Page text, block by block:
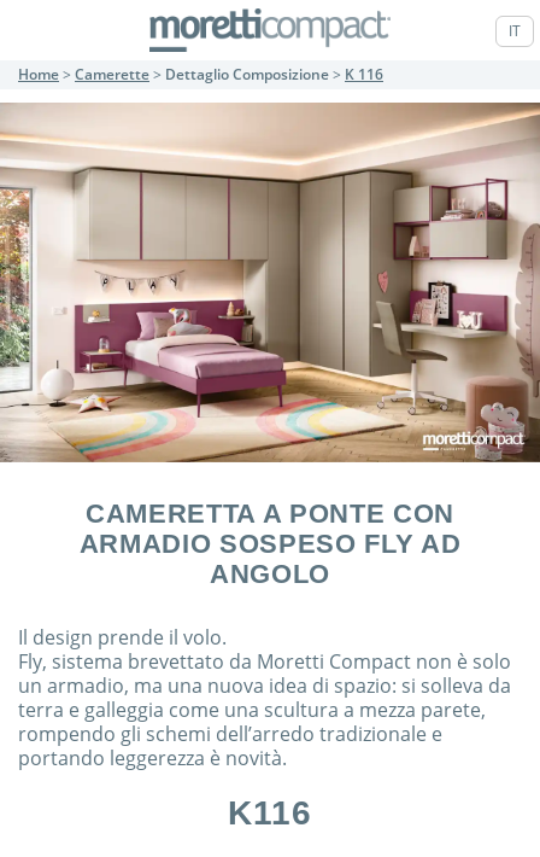
IT
Home> Camerette> Dettaglio Composizione> K 116
CAMERETTA A PONTE CON
ARMADIO SOSPESO FLY AD
ANGOLO
Il design prende il volo.
Fly, sistema brevettato da Moretti Compact non è solo
un armadio, ma una nuova idea di spazio: si solleva da
terra e galleggia come una scultura a mezza parete,
rompendo gli schemi dell’arredo tradizionale e
portando leggerezza è novità.
K116